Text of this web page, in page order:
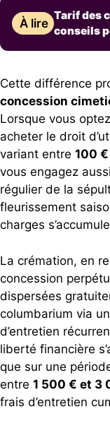
À lire
Tarif des
conseils
Cette différence
concession
Lorsque vous
acheter le droit
variant entre 100
vous engagez
régulier de la
fleurissement
charges
La crémation, en
concession
dispersées
columbarium via
d’entretien
liberté financière
que sur une
entre 1 500 € et 3
frais d’entretien